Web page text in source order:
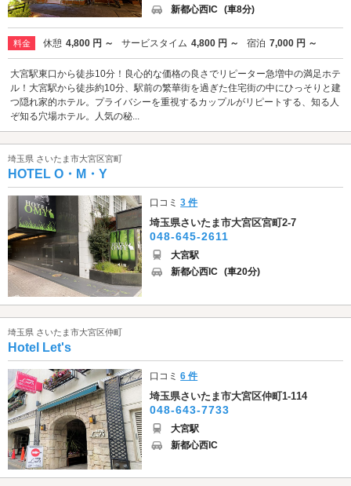
新都心西IC (車8分)
料金 休憩 4,800 円 ～ サービスタイム 4,800 円 ～ 宿泊 7,000 円 ～
大宮駅東口から徒歩10分！良心的な価格の良さでリピーター急増中の満足ホテ
ル！大宮駅から徒歩約10分、駅前の繁華街を過ぎた住宅街の中にひっそりと建
つ隠れ家的ホテル。プライバシーを重視するカップルがリピートする、知る人
ぞ知る穴場ホテル。人気の秘...
埼玉県 さいたま市大宮区宮町
HOTEL O・M・Y
口コミ3 件
埼玉県さいたま市大宮区宮町2-7
048-645-2611
大宮駅
新都心西IC (車20分)
埼玉県 さいたま市大宮区仲町
Hotel Let's
口コミ6 件
埼玉県さいたま市大宮区仲町1-114
048-643-7733
大宮駅
新都心西IC